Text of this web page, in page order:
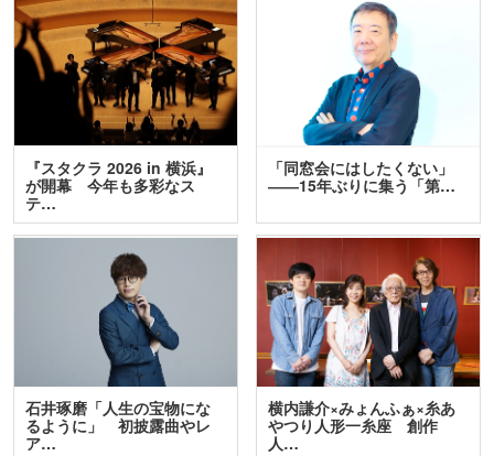
『スタクラ 2026 in 横浜』
が開幕 今年も多彩なス
テ…
「同窓会にはしたくない」
――15年ぶりに集う「第…
石井琢磨「人生の宝物にな
るように」 初披露曲やレ
ア…
横内謙介×みょんふぁ×糸あ
やつり人形一糸座 創作
人…